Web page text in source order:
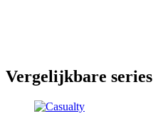
Vergelijkbare series